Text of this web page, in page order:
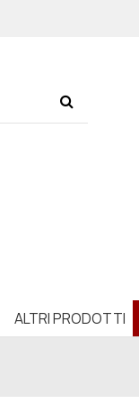
ALTRI PRODOTTI